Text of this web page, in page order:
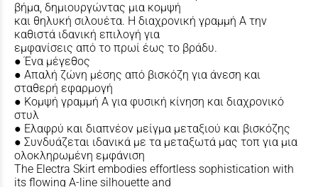
βήμα, δημιουργώντας μια κομψή
και θηλυκή σιλουέτα. Η διαχρονική γραμμή Α την
καθιστά ιδανική επιλογή για
εμφανίσεις από το πρωί έως το βράδυ.
● Ένα μέγεθος
● Απαλή ζώνη μέσης από βισκόζη για άνεση και
σταθερή εφαρμογή
● Κομψή γραμμή Α για φυσική κίνηση και διαχρονικό
στυλ
● Ελαφρύ και διαπνέον μείγμα μεταξιού και βισκόζης
● Συνδυάζεται ιδανικά με τα μεταξωτά μας τοπ για μια
ολοκληρωμένη εμφάνιση
The Electra Skirt embodies effortless sophistication with
its flowing A-line silhouette and